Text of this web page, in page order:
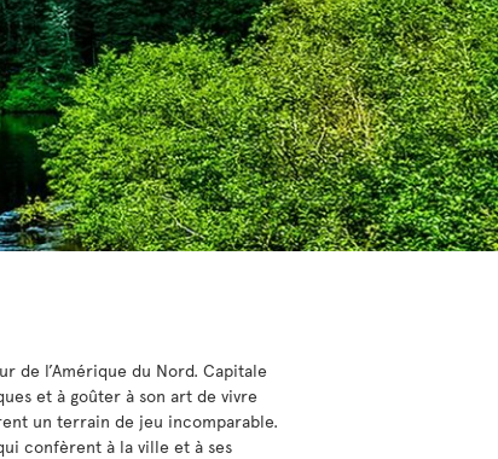
de l’Amérique du Nord. Capitale
et à goûter à son art de vivre
un terrain de jeu incomparable.
confèrent à la ville et à ses